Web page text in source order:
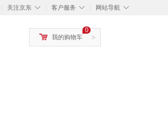
◇
关注京东 ◇
客户服务 ◇
网站导航
>
0
我的购物车